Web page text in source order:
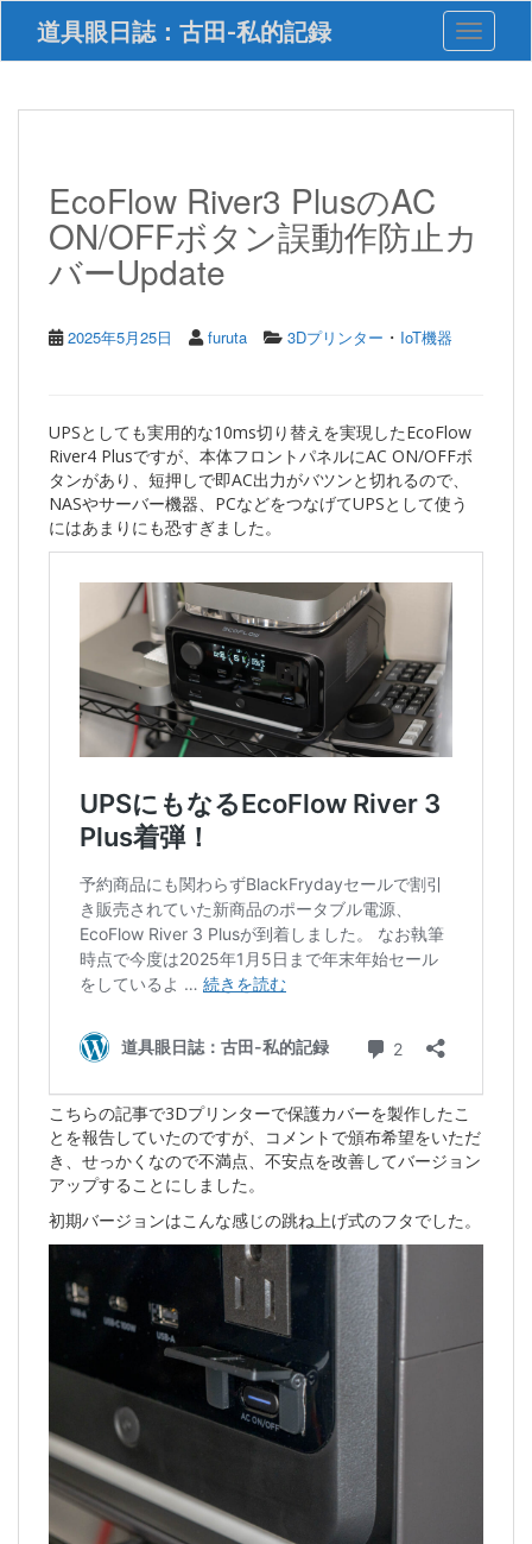
i
道具眼日誌：古田-私的記録 Toggle
EcoFlow River3 PlusのAC
ON/OFFボタン誤動作防止カ
バーUpdate
2025年5月25日 furuta 3Dプリンター ・ IoT機器
UPSとしても実用的な10ms切り替えを実現したEcoFlow
River4 Plusですが、本体フロントパネルにAC ON/OFFボ
タンがあり、短押しで即AC出力がバツンと切れるので、
NASやサーバー機器、PCなどをつなげてUPSとして使う
にはあまりにも恐すぎました。
こちらの記事で3Dプリンターで保護カバーを製作したこ
とを報告していたのですが、コメントで頒布希望をいただ
き、せっかくなので不満点、不安点を改善してバージョン
アップすることにしました。
初期バージョンはこんな感じの跳ね上げ式のフタでした。